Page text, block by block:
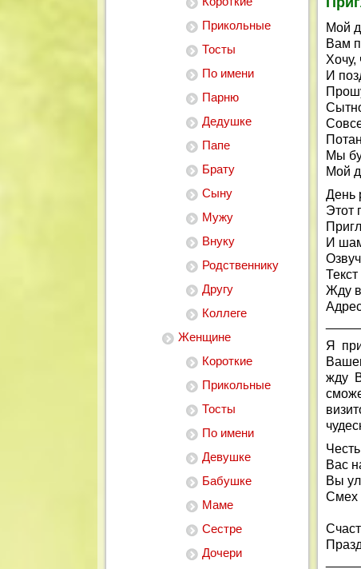
Прикольные
Тосты
По имени
Парню
Дедушке
Папе
Брату
Сыну
Мужу
Внуку
Родственнику
Другу
Коллеге
Женщине
Короткие
Прикольные
Тосты
По имени
Девушке
Бабушке
Маме
Сестре
Дочери
Мой
Вам
И
Мы
Мой
День
Этот
И
Жду
Я
жду
Вас
Вы
Смех